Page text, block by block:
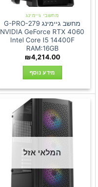
מחשבי גיימינג
מחשב גיימינג G-PRO-279
NVIDIA GeForce RTX 4060
Intel Core I5 14400F
RAM:16GB
₪4,214.00
מידע נוסף
המלאי אזל